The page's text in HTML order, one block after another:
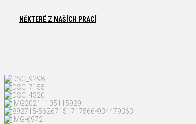
NĚKTERÉ Z NAŠÍCH PRACÍ